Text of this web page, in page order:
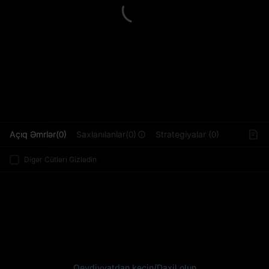
Açıq Əmrlər(0) Saxlanılanlar(0) Strategiyalar (0)
Digər Cütləri Gizlədin